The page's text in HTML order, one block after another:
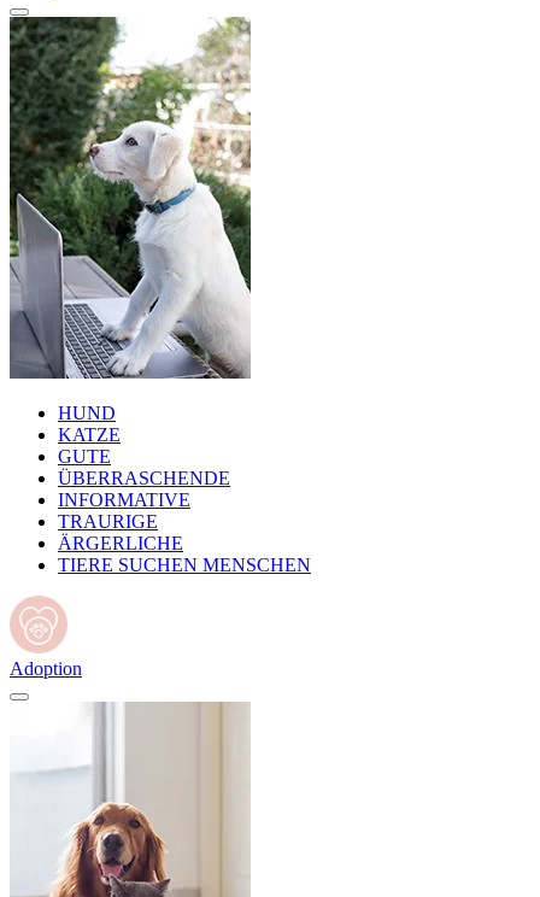
HUND
KATZE
GUTE
ÜBERRASCHENDE
INFORMATIVE
TRAURIGE
ÄRGERLICHE
TIERE SUCHEN MENSCHEN
Adoption